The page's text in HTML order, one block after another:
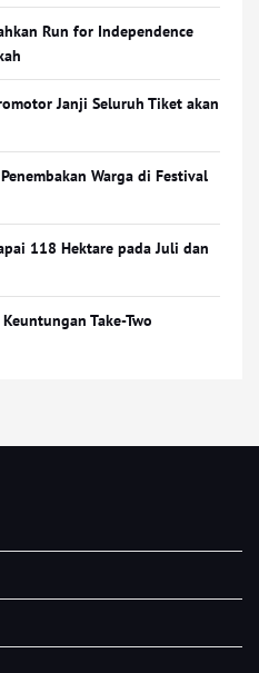
Run for Independence
Janji Seluruh Tiket akan
Warga di Festival
118 Hektare pada Juli dan
Take-Two